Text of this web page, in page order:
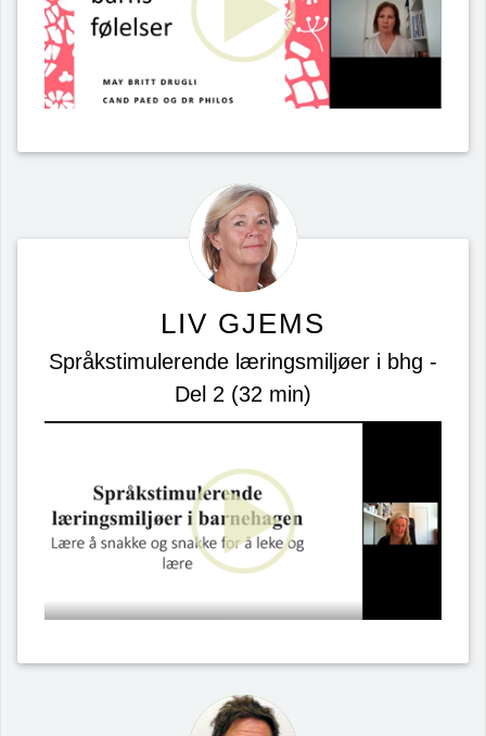
LIV GJEMS
Språkstimulerende læringsmiljøer i bhg -
Del 2 (32 min)